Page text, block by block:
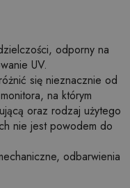
odporny na
UV.
się nieznacznie od
na którym
oraz rodzaj użytego
nie jest powodem do
odbarwienia